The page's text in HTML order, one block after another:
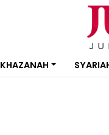
KHAZANAH